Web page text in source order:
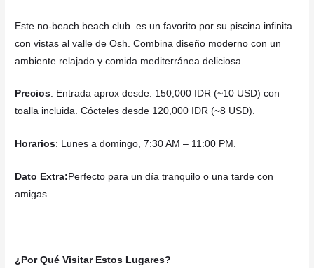
Este no-beach beach club es un favorito por su piscina infinita
con vistas al valle de Osh. Combina diseño moderno con un
ambiente relajado y comida mediterránea deliciosa.
Precios: Entrada aprox desde. 150,000 IDR (~10 USD) con
toalla incluida. Cócteles desde 120,000 IDR (~8 USD).
Horarios: Lunes a domingo, 7:30 AM – 11:00 PM.
Dato Extra: Perfecto para un día tranquilo o una tarde con
amigas.
¿Por Qué Visitar Estos Lugares?